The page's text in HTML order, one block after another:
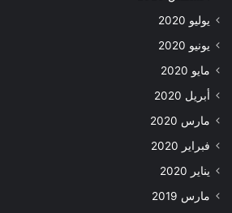
يوليو 2020
يونيو 2020
مايو 2020
أبريل 2020
مارس 2020
فبراير 2020
يناير 2020
مارس 2019